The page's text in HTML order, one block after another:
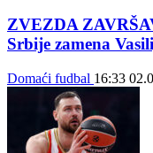
ZVEZDA
Srbije zamena
Domaći fudbal 16:33